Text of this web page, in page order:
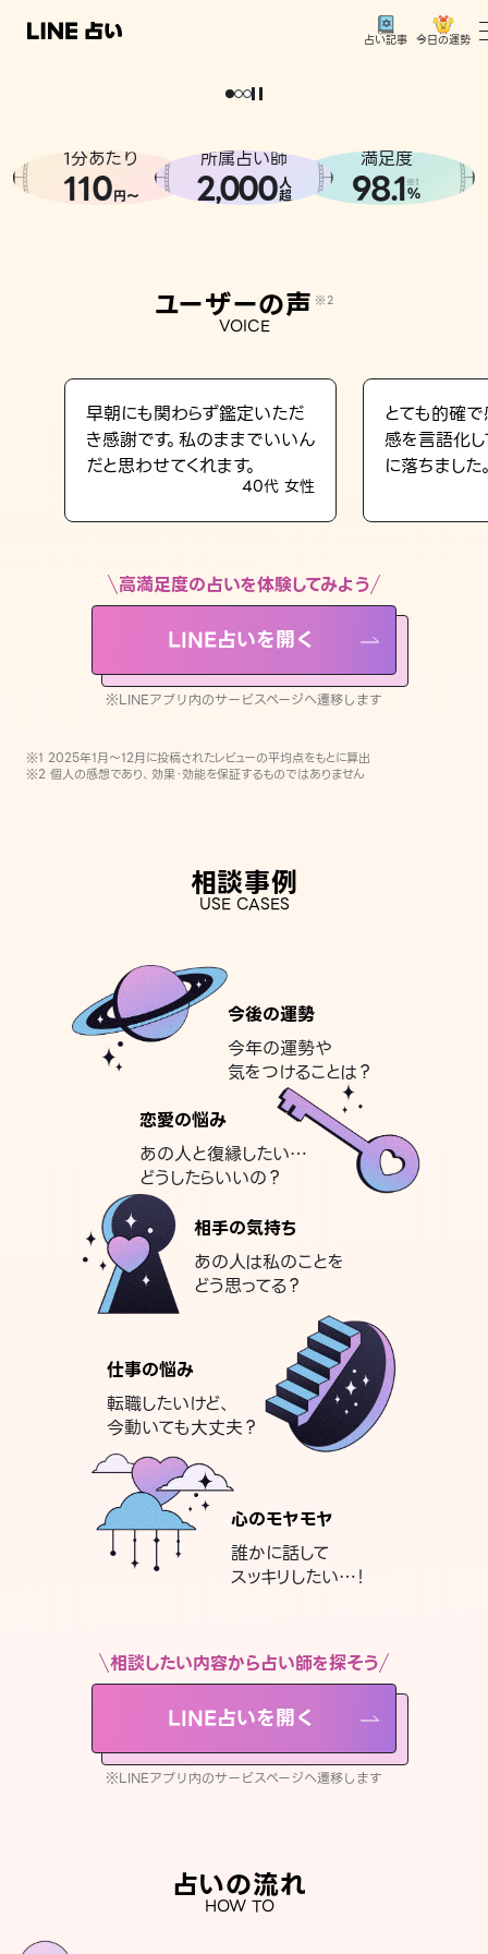
占い記事 今日の運勢
相談事例
LINE占いを開く
※LINEアプリ内のサービスページへ遷移します
どうせなら
。
1分あたり
110円〜
所属占い師
2,000人
超
満足度
98.1※1
%
ユーザーの声 ※2
VOICE
早朝にも関わらず鑑定いただ
き感謝です。私のままでいいん
だと思わせてくれます。
40代 女性
とても的確
感を言語化
に落ちました
高満足度の占いを体験してみよう
LINE占いを開く
※LINEアプリ内のサービスページへ遷移します
※1 2025年1月〜12月に投稿されたレビューの平均点をもとに算出
※2 個人の感想であり、効果・効能を保証するものではありません
相談事例
USE CASES
今後の運勢
今年の運勢や
気をつけることは？
恋愛の悩み
あの人と復縁したい…
どうしたらいいの？
相手の気持ち
あの人は私のことを
どう思ってる？
仕事の悩み
転職したいけど、
今動いても大丈夫？
心のモヤモヤ
誰かに話して
スッキリしたい…！
相談したい内容から占い師を探そう
LINE占いを開く
※LINEアプリ内のサービスページへ遷移します
占いの流れ
HOW TO